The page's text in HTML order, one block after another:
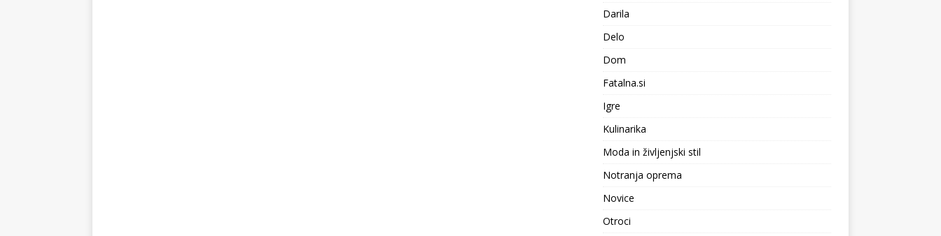
Darila
Delo
Dom
Fatalna.si
Igre
Kulinarika
Moda in življenjski stil
Notranja oprema
Novice
Otroci